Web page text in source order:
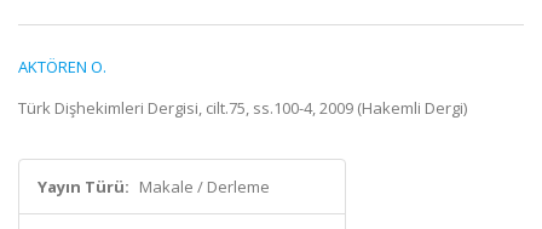
AKTÖREN O.
Türk Dişhekimleri Dergisi, cilt.75, ss.100-4, 2009 (Hakemli Dergi)
Yayın Türü: Makale / Derleme